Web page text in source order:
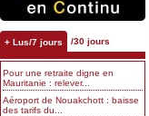
+ Lus/7 jours /30 jours
Pour une retraite digne en
Mauritanie : relever...
Aéroport de Nouakchott : baisse
des tarifs du...